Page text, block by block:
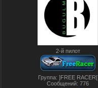
2-й пилот
Группа: ]FREE RACER[
Сообщений: 776